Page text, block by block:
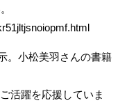
。小松美羽さんの書籍
活躍を応援していま